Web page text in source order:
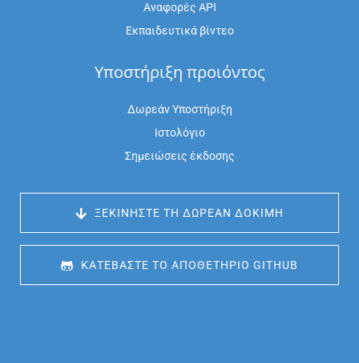
Αναφορές API
Εκπαιδευτικά βίντεο
Υποστήριξη προιόντος
Δωρεάν Υποστήριξη
Ιστολόγιο
Σημειώσεις έκδοσης
ΞΕΚΙΝΉΣΤΕ ΤΗ ΔΩΡΕΆΝ ΔΟΚΙΜΉ
ΚΑΤΕΒΆΣΤΕ ΤΟ ΑΠΟΘΕΤΉΡΙΟ GITHUB